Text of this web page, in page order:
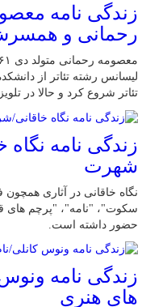
زندگی نامه
رحمانی و
لیسانس رشته تئاتر از
تئاتر شروع کرد و حالا در
زندگی نامه
شهرت
نگاه خاقانی در آثاری همچون
سکوت"، "نامه"، "پرچم های
حضور داشته است.
زندگی نامه
های هنری